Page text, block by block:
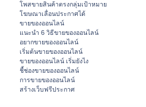
โพสขายสินค้าตรงกลุ่มเป้าหมาย
โฆษณาเลื่อนประกาศได้
ขายของออนไลน์
แนะนำ 6 วิธีขายของออนไลน์
อยากขายของออนไลน์
เริ่มต้นขายของออนไลน์
ขายของออนไลน์ เริ่มยังไง
ชี้ช่องขายของออนไลน์
การขายของออนไลน์
สร้างเว็บฟรีประกาศ